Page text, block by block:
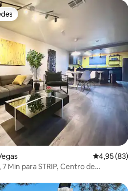
4,95 de uma
4,95 (83)
Min para STRIP, Centro de